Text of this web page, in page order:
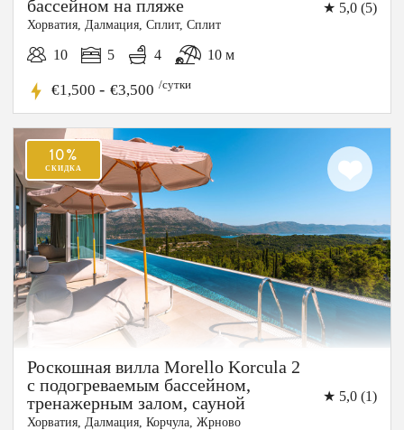
16%
СКИДКА
бассейном на пляже
★ 5,0 (5)
Хорватия, Далмация, Cплит, Сплит
10 5 4 10 м
€1,500 - €3,500 /сутки
Роскошная вилла Morello Korcula 2
с подогреваемым бассейном,
тренажерным залом, сауной
★ 5,0 (1)
Хорватия, Далмация, Корчула, Жрново